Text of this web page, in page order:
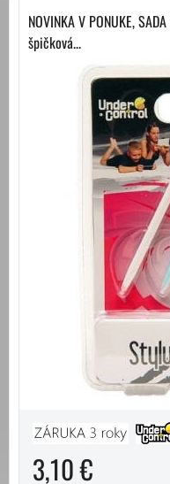
NOVINKA V PONUKE,
špičková...
3,10 €